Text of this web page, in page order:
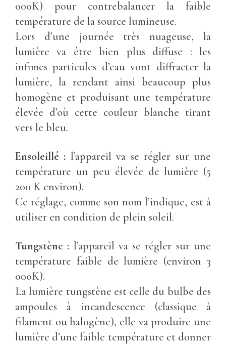
000K) pour contrebalancer la faible
température de la source lumineuse.
Lors d’une journée très nuageuse, la
lumière va être bien plus diffuse : les
infimes particules d’eau vont diffracter la
lumière, la rendant ainsi beaucoup plus
homogène et produisant une température
élevée d’où cette couleur blanche tirant
vers le bleu.
Ensoleillé : l’appareil va se régler sur une
température un peu élevée de lumière (5
200 K environ).
Ce réglage, comme son nom l’indique, est à
utiliser en condition de plein soleil.
Tungstène : l’appareil va se régler sur une
température faible de lumière (environ 3
000K).
La lumière tungstène est celle du bulbe des
ampoules à incandescence (classique à
filament ou halogène), elle va produire une
lumière d’une faible température et donner